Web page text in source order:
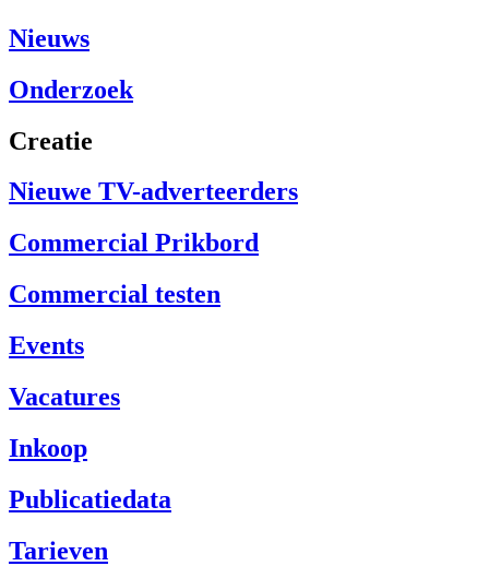
Nieuws
Onderzoek
Creatie
Nieuwe TV-adverteerders
Commercial Prikbord
Commercial testen
Events
Vacatures
Inkoop
Publicatiedata
Tarieven